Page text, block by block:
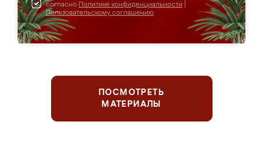
согласно Политике конфиденциальности
Пользовательскому соглашению
ПОСМОТРЕТЬ
МАТЕРИАЛЫ